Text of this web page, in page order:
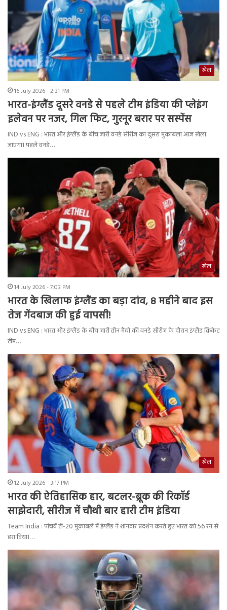
खेल
16 July 2026 - 2:31 PM
भारत-इंग्लैंड दूसरे वनडे से पहले टीम इंडिया की प्लेइंग
इलेवन पर नजर, गिल फिट, गुरनूर बरार पर सस्पेंस
IND vs ENG : भारत और इंग्लैंड के बीच जारी वनडे सीरीज का दूसरा मुकाबला आज खेला
जाएगा। पहले वनडे…
खेल
14 July 2026 - 7:03 PM
भारत के खिलाफ इंग्लैंड का बड़ा दांव, 8 महीने बाद इस
तेज गेंदबाज की हुई वापसी!
IND vs ENG : भारत और इंग्लैंड के बीच जारी तीन मैचों की वनडे सीरीज के दौरान इंग्लैंड क्रिकेट
टीम…
खेल
12 July 2026 - 3:17 PM
भारत की ऐतिहासिक हार, बटलर-ब्रूक की रिकॉर्ड
साझेदारी, सीरीज में चौथी बार हारी टीम इंडिया
Team India : पांचवें टी-20 मुकाबले में इंग्लैंड ने शानदार प्रदर्शन करते हुए भारत को 56 रन से
हरा दिया।…